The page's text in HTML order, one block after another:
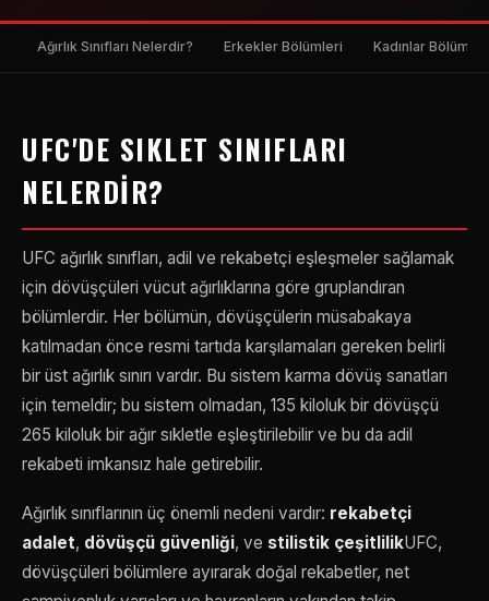
Ağırlık Sınıfları Nelerdir? Erkekler Bölümleri Kadınlar Bölümleri
UFC'DE SIKLET SINIFLARI
NELERDIR?
UFC ağırlık sınıfları, adil ve rekabetçi eşleşmeler sağlamak
için dövüşçüleri vücut ağırlıklarına göre gruplandıran
bölümlerdir. Her bölümün, dövüşçülerin müsabakaya
katılmadan önce resmi tartıda karşılamaları gereken belirli
bir üst ağırlık sınırı vardır. Bu sistem karma dövüş sanatları
için temeldir; bu sistem olmadan, 135 kiloluk bir dövüşçü
265 kiloluk bir ağır sıkletle eşleştirilebilir ve bu da adil
rekabeti imkansız hale getirebilir.
Ağırlık sınıflarının üç önemli nedeni vardır: rekabetçi
adalet, dövüşçü güvenliği, ve stilistik çeşitlilikUFC,
dövüşçüleri bölümlere ayırarak doğal rekabetler, net